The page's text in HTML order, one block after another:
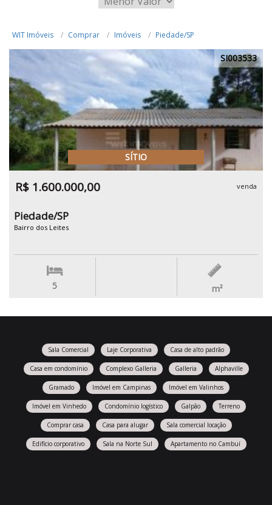
WIT Imóveis Comprar Imóveis Piedade/SP
SI003533
SÍTIO
R$ 1.600.000,00 venda
Piedade/SP
Bairro dos Leites
5 m²
Sala Comercial Laje Corporativa Casa de alto padrão
Casa em condomínio Complexo Galleria Galleria Alphaville
Gramado Imóvel em Campinas Imóvel em Valinhos
Imóvel em Vinhedo Condomínio logístico Galpão Terreno
Comprar casa Casa para alugar Sala comercial locação
Edifício corporativo Sala na Norte Sul Apartamento no Cambuí